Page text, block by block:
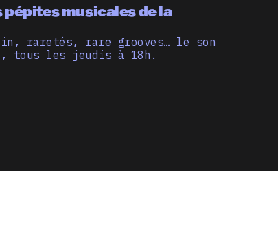
pépites musicales de la
raretés, rare grooves… le son
tous les jeudis à 18h.